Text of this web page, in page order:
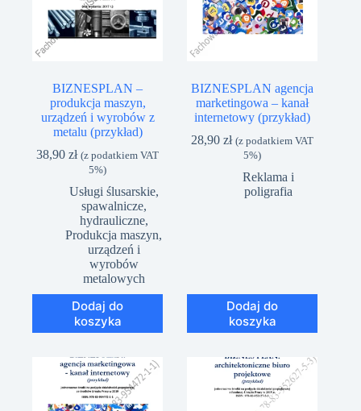
BIZNESPLAN –
produkcja maszyn,
urządzeń i wyrobów z
metalu (przykład)
38,90zł (z podatkiem VAT
5%)
Usługi ślusarskie,
spawalnicze,
hydrauliczne,
Produkcja maszyn,
urządzeń i
wyrobów
metalowych
Dodaj do
koszyka
BIZNESPLAN agencja
marketingowa – kanał
internetowy (przykład)
28,90zł (z podatkiem VAT
5%)
Reklama i
poligrafia
Dodaj do
koszyka